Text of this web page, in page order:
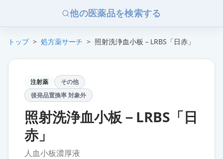
他の医薬品を検索する
トップ > 処方薬サーチ > 照射洗浄血小板－LRBS「日赤」
注射薬
その他
後発品置換率 対象外
照射洗浄血小板－LRBS「日
赤」
人血小板濃厚液